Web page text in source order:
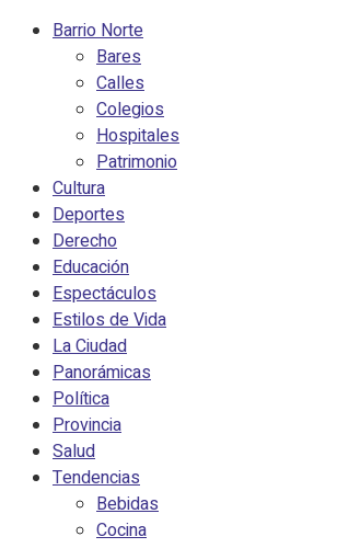
Barrio Norte
Bares
Calles
Colegios
Hospitales
Patrimonio
Cultura
Deportes
Derecho
Educación
Espectáculos
Estilos de Vida
La Ciudad
Panorámicas
Política
Provincia
Salud
Tendencias
Bebidas
Cocina